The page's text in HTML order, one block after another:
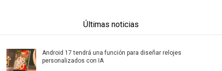
Últimas noticias
Android 17 tendrá una función para diseñar relojes
personalizados con IA